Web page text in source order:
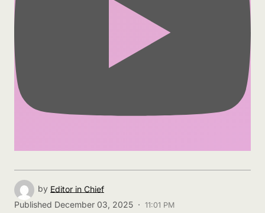
by Editor in Chief
Published December 03, 2025 · 11:01 PM